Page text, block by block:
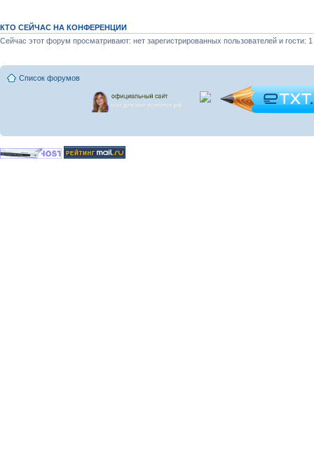
КТО СЕЙЧАС НА КОНФЕРЕНЦИИ
Сейчас этот форум просматривают: нет зарегистрированных пользователей и гости: 1
Список форумов